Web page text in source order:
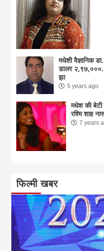
मधेशी वैज्ञानिक
डालर
झा
5 years ago
मधेश की बेटी
रश्मि शाह
7 years
फिल्मी खबर